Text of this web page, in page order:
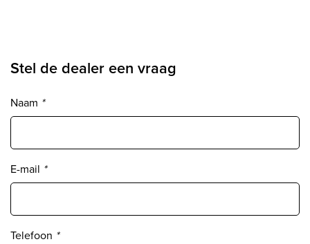
Stel de dealer een vraag
Naam *
E-mail *
Telefoon *